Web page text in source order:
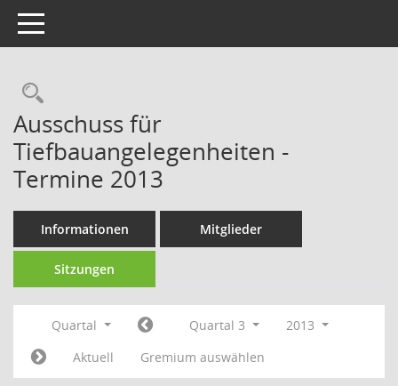
Toggle navigation
Rechercheauswahl
Ausschuss für
Tiefbauangelegenheiten -
Termine 2013
Informationen Mitglieder
Sitzungen
Quartal Quartal 3
2013
Aktuell
Gremium auswählen